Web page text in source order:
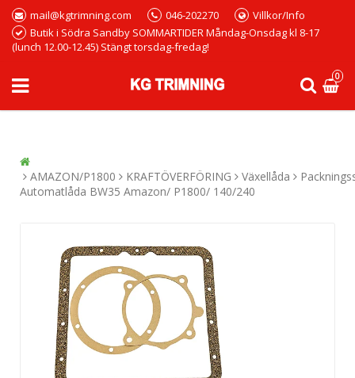
mail@kgtrimning.com 046-202270
Villkor/Info
Butik i Södra Sandby SOMMARTIDER Måndag-Onsdag kl 8-17
(lunch 12.00-12.45) Stängt torsdag-fredag!
0
AMAZON/P1800 KRAFTÖVERFÖRING Växellåda
Automatlåda BW35 Amazon/ P1800/ 140/240